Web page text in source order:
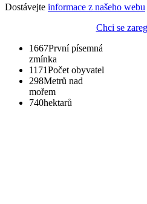
Dostávejte informace z našeho webu
Chci se
1667První písemná
zmínka
1171Počet obyvatel
298Metrů nad
mořem
740hektarů